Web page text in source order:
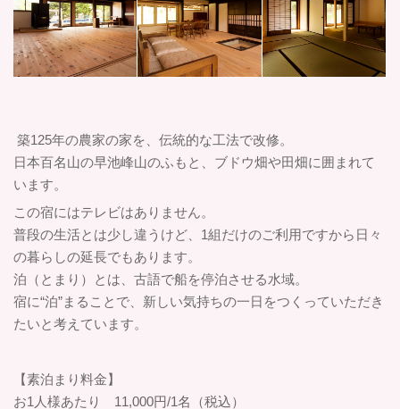
築125年の農家の家を、伝統的な工法で改修。
日本百名山の早池峰山のふもと、ブドウ畑や田畑に囲まれて
います。
この宿にはテレビはありません。
普段の生活とは少し違うけど、1組だけのご利用ですから日々
の暮らしの延長でもあります。
泊（とまり）とは、古語で船を停泊させる水域。
宿に“泊”まることで、新しい気持ちの一日をつくっていただき
たいと考えています。
【素泊まり料金】
お1人様あたり 11,000円/1名（税込）